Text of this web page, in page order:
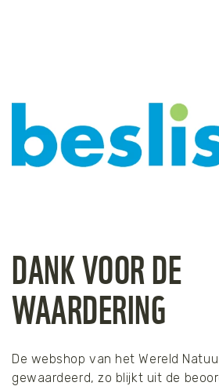
DANK VOOR DE
WAARDERING
De webshop van het Wereld
gewaardeerd, zo blijkt uit de